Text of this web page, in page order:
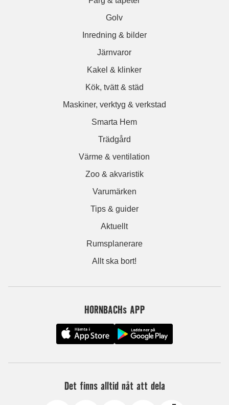
Golv
Inredning & bilder
Järnvaror
Kakel & klinker
Kök, tvätt & städ
Maskiner, verktyg & verkstad
Smarta Hem
Trädgård
Värme & ventilation
Zoo & akvaristik
Varumärken
Tips & guider
Aktuellt
Rumsplanerare
Allt ska bort!
HORNBACHs APP
Det finns alltid nåt att dela